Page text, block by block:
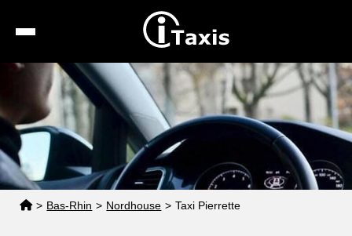
Recherche
Calcul de tarif
Taxis conventionnés
Espace pro
> Bas-Rhin > Nordhouse > Taxi Pierrette